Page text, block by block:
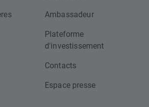
Ambassadeur
Plateforme
d'investissement
Contacts
Espace presse